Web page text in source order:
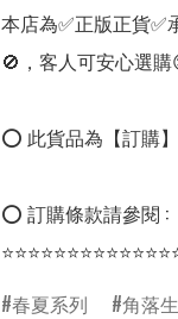
本店為✅正版正貨
🚫，客人可安心選
⭕ 此貨品為【訂購
⭕ 訂購條款請參閱 :
春夏系列
角落